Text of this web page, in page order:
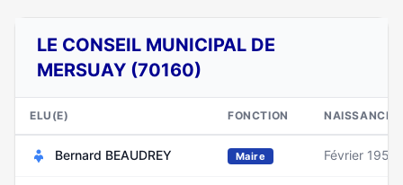
LE CONSEIL MUNICIPAL DE
MERSUAY (70160)
ELU(E) FONCTION NAISSANCE
Bernard BEAUDREY Maire Février 1956